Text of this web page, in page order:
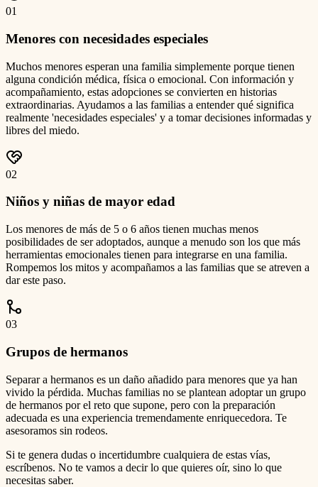
01
Menores con necesidades especiales
Muchos menores esperan una familia simplemente porque tienen
alguna condición médica, física o emocional. Con información y
acompañamiento, estas adopciones se convierten en historias
extraordinarias. Ayudamos a las familias a entender qué significa
realmente 'necesidades especiales' y a tomar decisiones informadas y
libres del miedo.
02
Niños y niñas de mayor edad
Los menores de más de 5 o 6 años tienen muchas menos
posibilidades de ser adoptados, aunque a menudo son los que más
herramientas emocionales tienen para integrarse en una familia.
Rompemos los mitos y acompañamos a las familias que se atreven a
dar este paso.
03
Grupos de hermanos
Separar a hermanos es un daño añadido para menores que ya han
vivido la pérdida. Muchas familias no se plantean adoptar un grupo
de hermanos por el reto que supone, pero con la preparación
adecuada es una experiencia tremendamente enriquecedora. Te
asesoramos sin rodeos.
Si te genera dudas o incertidumbre cualquiera de estas vías,
escríbenos. No te vamos a decir lo que quieres oír, sino lo que
necesitas saber.